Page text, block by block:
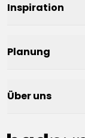
Inspiration
Planung
Über uns